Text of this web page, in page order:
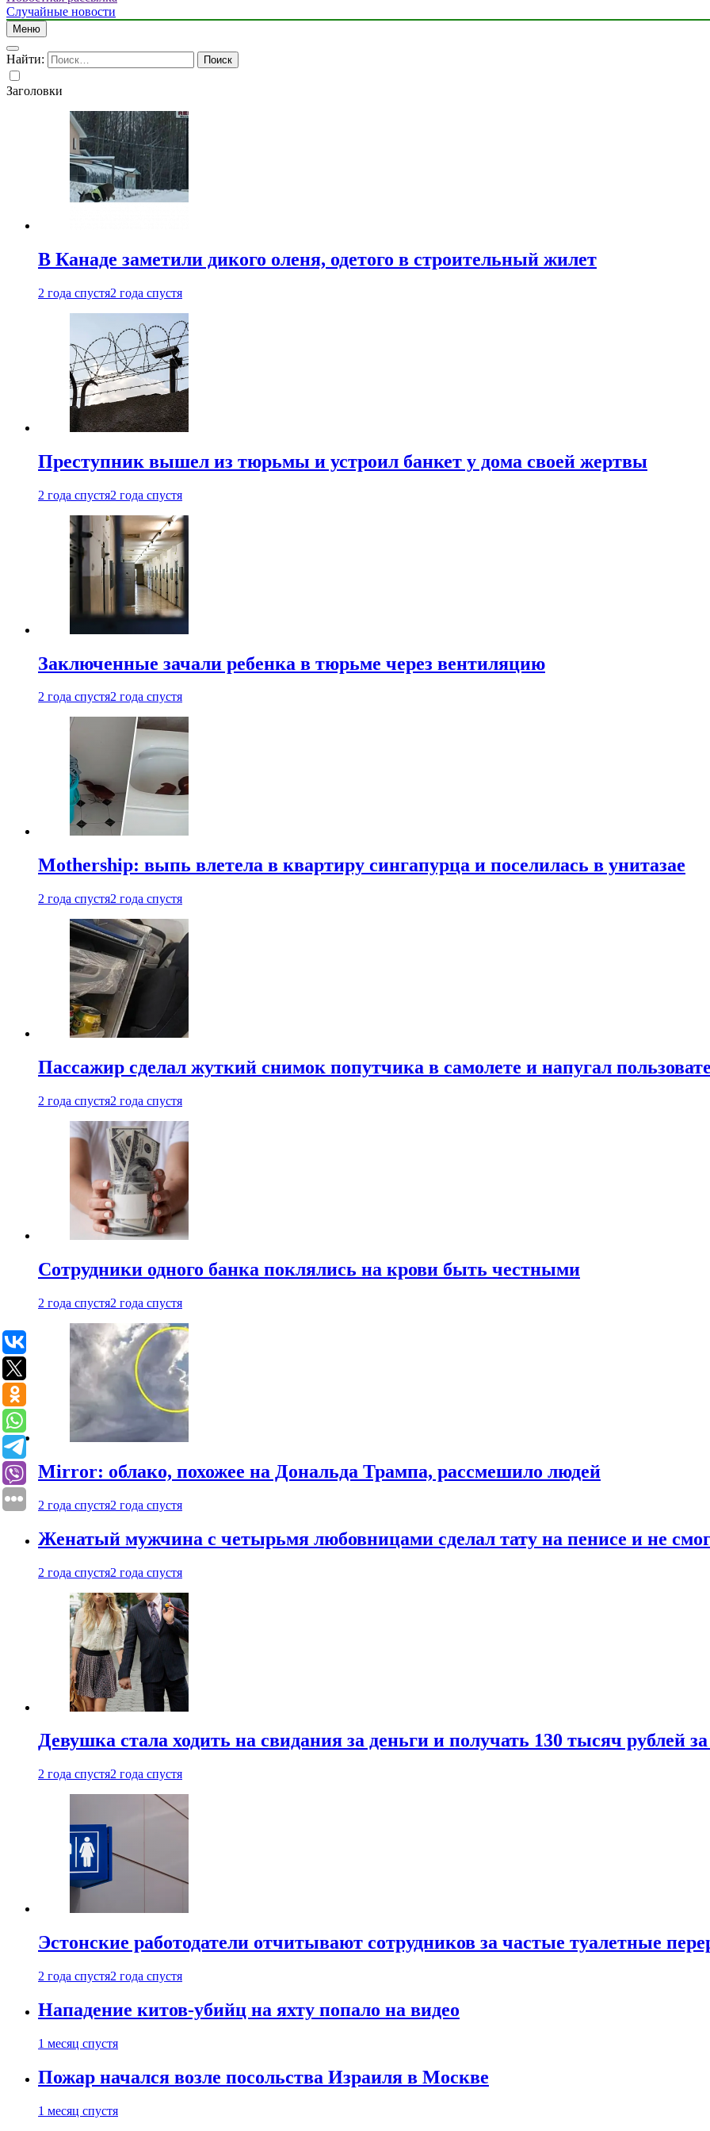
Случайные новости
Меню
Найти:
Заголовки
В Канаде заметили дикого оленя, одетого в строительный жилет
2 года спустя2 года спустя
Преступник вышел из тюрьмы и устроил банкет у дома своей жертвы
2 года спустя2 года спустя
Заключенные зачали ребенка в тюрьме через вентиляцию
2 года спустя2 года спустя
Mothership: выпь влетела в квартиру сингапурца и поселилась в унитазае
2 года спустя2 года спустя
Пассажир сделал жуткий снимок попутчика в самолете и напугал
2 года спустя2 года спустя
Сотрудники одного банка поклялись на крови быть честными
2 года спустя2 года спустя
Mirror: облако, похожее на Дональда Трампа, рассмешило людей
2 года спустя2 года спустя
Женатый мужчина с четырьмя любовницами сделал тату на пенисе и не
2 года спустя2 года спустя
Девушка стала ходить на свидания за деньги и получать 130 тысяч рублей
2 года спустя2 года спустя
Эстонские работодатели отчитывают сотрудников за частые туалетные
2 года спустя2 года спустя
Нападение китов-убийц на яхту попало на видео
1 месяц спустя
Пожар начался возле посольства Израиля в Москве
1 месяц спустя